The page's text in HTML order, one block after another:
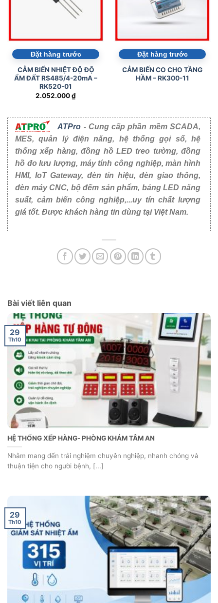
Đặt hàng trước
CẢM BIẾN NHIỆT ĐỘ ĐỘ
ẨM ĐẤT RS485/4-20mA –
RK520-01
2.052.000₫
Đặt hàng trước
CẢM BIẾN CO CHO TẦNG
HẦM – RK300-11
ATPro - Cung cấp phần mềm SCADA,
MES, quản lý điện năng, hệ thống gọi số, hệ
thống xếp hàng, đồng hồ LED treo tường, đồng
hồ đo lưu lượng, máy tính công nghiệp, màn hình
HMI, IoT Gateway, đèn tín hiệu, đèn giao thông,
đèn máy CNC, bộ đếm sản phẩm, bảng LED năng
suất, cảm biến công nghiệp,...uy tín chất lượng
giá tốt. Được khách hàng tin dùng tại Việt Nam.
Bài viết liên quan
HỆ THỐNG XẾP HÀNG- PHÒNG KHÁM TÂM AN
Nhằm mang đến trải nghiệm chuyên nghiệp, nhanh chóng và
thuận tiện cho người bệnh, [...]
29
Th10
29
Th10